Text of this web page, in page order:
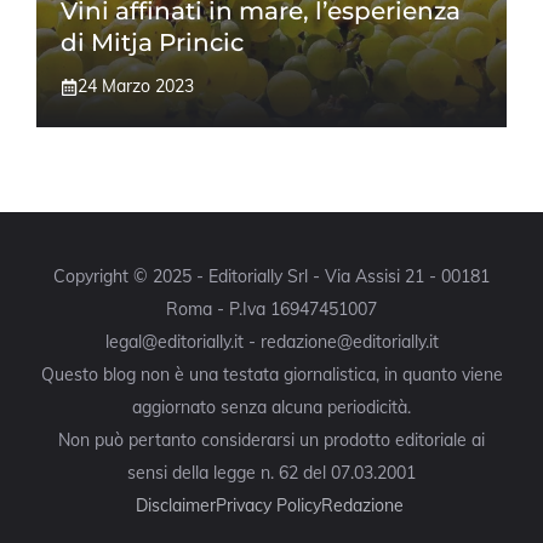
Vini affinati in mare, l’esperienza
di Mitja Princic
24 Marzo 2023
Copyright © 2025 - Editorially Srl - Via Assisi 21 - 00181
Roma - P.Iva 16947451007
legal@editorially.it - redazione@editorially.it
Questo blog non è una testata giornalistica, in quanto viene
aggiornato senza alcuna periodicità.
Non può pertanto considerarsi un prodotto editoriale ai
sensi della legge n. 62 del 07.03.2001
DisclaimerPrivacy PolicyRedazione